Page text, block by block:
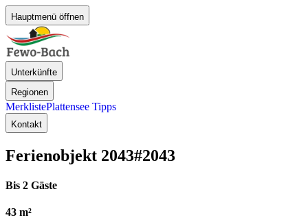
Hauptmenü öffnen
Unterkünfte
Regionen
MerklistePlattensee Tipps
Kontakt
Ferienobjekt 2043#2043
Bis 2 Gäste
43 m²